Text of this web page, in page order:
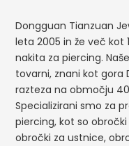
Dongguan Tianzuan
leta 2005 in že več kot
nakita za piercing.
tovarni, znani kot gora
razteza na območju
Specializirani smo za
piercing, kot so
obročki za ustnice,